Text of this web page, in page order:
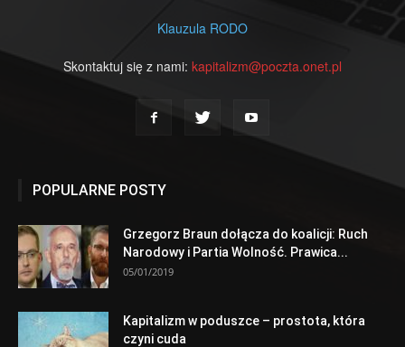
Klauzula RODO
Skontaktuj się z nami: kapitalizm@poczta.onet.pl
POPULARNE POSTY
Grzegorz Braun dołącza do koalicji: Ruch
Narodowy i Partia Wolność. Prawica...
05/01/2019
Kapitalizm w poduszce – prostota, która
czyni cuda